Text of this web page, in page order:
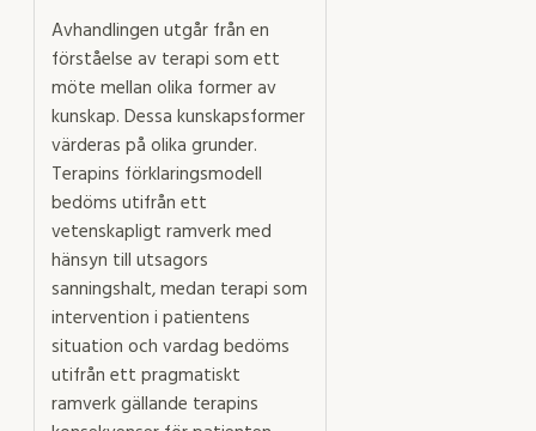
Avhandlingen utgår från en
förståelse av terapi som ett
möte mellan olika former av
kunskap. Dessa kunskapsformer
värderas på olika grunder.
Terapins förklaringsmodell
bedöms utifrån ett
vetenskapligt ramverk med
hänsyn till utsagors
sanningshalt, medan terapi som
intervention i patientens
situation och vardag bedöms
utifrån ett pragmatiskt
ramverk gällande terapins